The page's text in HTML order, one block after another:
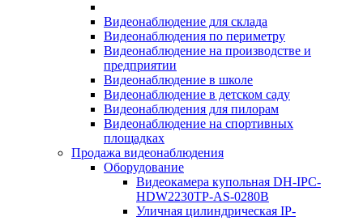
Видеонаблюдение для склада
Видеонаблюдения по периметру
Видеонаблюдение на производстве и
предприятии
Видеонаблюдение в школе
Видеонаблюдение в детском саду
Видеонаблюдения для пилорам
Видеонаблюдение на спортивных
площадках
Продажа видеонаблюдения
Оборудование
Видеокамера купольная DH-IPC-
HDW2230TP-AS-0280B
Уличная цилиндрическая IP-